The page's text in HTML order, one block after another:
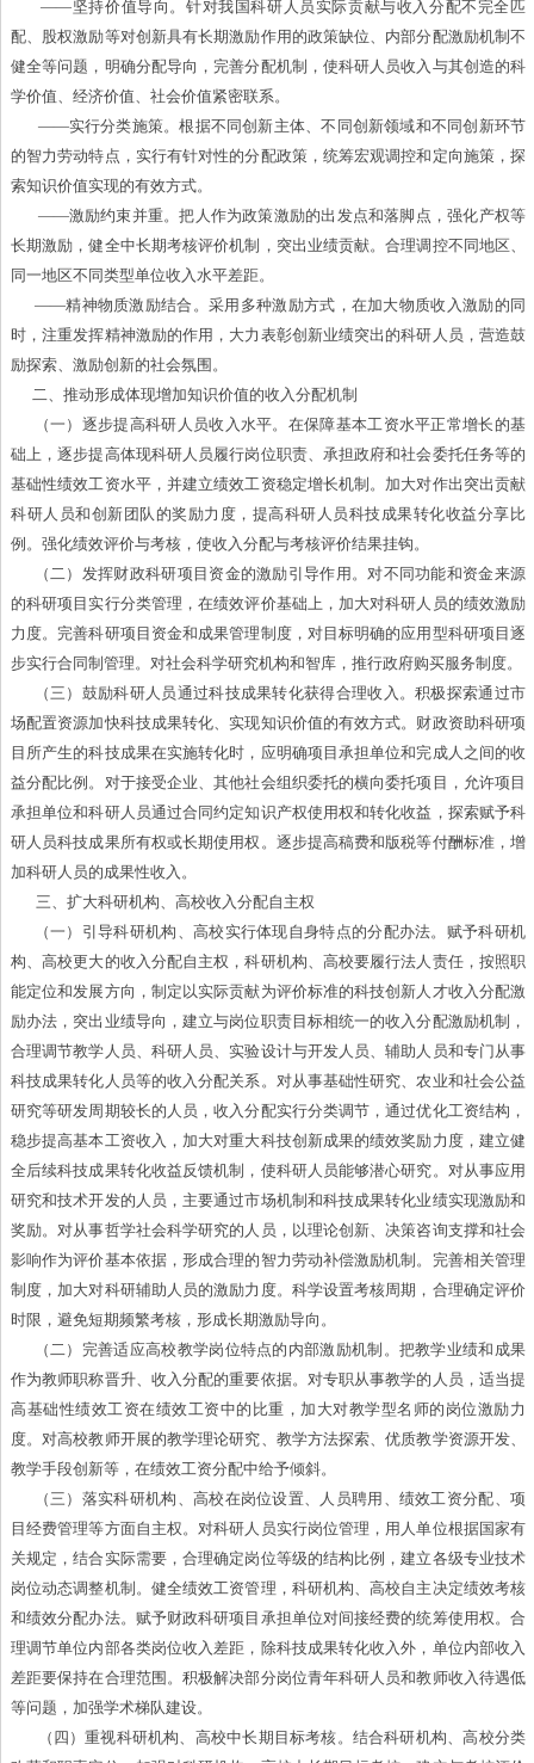
——坚持价值导向。针对我国科研人员实际贡献与收入分配不完全匹
配、股权激励等对创新具有长期激励作用的政策缺位、内部分配激励机制不
健全等问题，明确分配导向，完善分配机制，使科研人员收入与其创造的科
学价值、经济价值、社会价值紧密联系。
——实行分类施策。根据不同创新主体、不同创新领域和不同创新环节
的智力劳动特点，实行有针对性的分配政策，统筹宏观调控和定向施策，探
索知识价值实现的有效方式。
——激励约束并重。把人作为政策激励的出发点和落脚点，强化产权等
长期激励，健全中长期考核评价机制，突出业绩贡献。合理调控不同地区、
同一地区不同类型单位收入水平差距。
——精神物质激励结合。采用多种激励方式，在加大物质收入激励的同
时，注重发挥精神激励的作用，大力表彰创新业绩突出的科研人员，营造鼓
励探索、激励创新的社会氛围。
二、推动形成体现增加知识价值的收入分配机制
（一）逐步提高科研人员收入水平。在保障基本工资水平正常增长的基
础上，逐步提高体现科研人员履行岗位职责、承担政府和社会委托任务等的
基础性绩效工资水平，并建立绩效工资稳定增长机制。加大对作出突出贡献
科研人员和创新团队的奖励力度，提高科研人员科技成果转化收益分享比
例。强化绩效评价与考核，使收入分配与考核评价结果挂钩。
（二）发挥财政科研项目资金的激励引导作用。对不同功能和资金来源
的科研项目实行分类管理，在绩效评价基础上，加大对科研人员的绩效激励
力度。完善科研项目资金和成果管理制度，对目标明确的应用型科研项目逐
步实行合同制管理。对社会科学研究机构和智库，推行政府购买服务制度。
（三）鼓励科研人员通过科技成果转化获得合理收入。积极探索通过市
场配置资源加快科技成果转化、实现知识价值的有效方式。财政资助科研项
目所产生的科技成果在实施转化时，应明确项目承担单位和完成人之间的收
益分配比例。对于接受企业、其他社会组织委托的横向委托项目，允许项目
承担单位和科研人员通过合同约定知识产权使用权和转化收益，探索赋予科
研人员科技成果所有权或长期使用权。逐步提高稿费和版税等付酬标准，增
加科研人员的成果性收入。
三、扩大科研机构、高校收入分配自主权
（一）引导科研机构、高校实行体现自身特点的分配办法。赋予科研机
构、高校更大的收入分配自主权，科研机构、高校要履行法人责任，按照职
能定位和发展方向，制定以实际贡献为评价标准的科技创新人才收入分配激
励办法，突出业绩导向，建立与岗位职责目标相统一的收入分配激励机制，
合理调节教学人员、科研人员、实验设计与开发人员、辅助人员和专门从事
科技成果转化人员等的收入分配关系。对从事基础性研究、农业和社会公益
研究等研发周期较长的人员，收入分配实行分类调节，通过优化工资结构，
稳步提高基本工资收入，加大对重大科技创新成果的绩效奖励力度，建立健
全后续科技成果转化收益反馈机制，使科研人员能够潜心研究。对从事应用
研究和技术开发的人员，主要通过市场机制和科技成果转化业绩实现激励和
奖励。对从事哲学社会科学研究的人员，以理论创新、决策咨询支撑和社会
影响作为评价基本依据，形成合理的智力劳动补偿激励机制。完善相关管理
制度，加大对科研辅助人员的激励力度。科学设置考核周期，合理确定评价
时限，避免短期频繁考核，形成长期激励导向。
（二）完善适应高校教学岗位特点的内部激励机制。把教学业绩和成果
作为教师职称晋升、收入分配的重要依据。对专职从事教学的人员，适当提
高基础性绩效工资在绩效工资中的比重，加大对教学型名师的岗位激励力
度。对高校教师开展的教学理论研究、教学方法探索、优质教学资源开发、
教学手段创新等，在绩效工资分配中给予倾斜。
（三）落实科研机构、高校在岗位设置、人员聘用、绩效工资分配、项
目经费管理等方面自主权。对科研人员实行岗位管理，用人单位根据国家有
关规定，结合实际需要，合理确定岗位等级的结构比例，建立各级专业技术
岗位动态调整机制。健全绩效工资管理，科研机构、高校自主决定绩效考核
和绩效分配办法。赋予财政科研项目承担单位对间接经费的统筹使用权。合
理调节单位内部各类岗位收入差距，除科技成果转化收入外，单位内部收入
差距要保持在合理范围。积极解决部分岗位青年科研人员和教师收入待遇低
等问题，加强学术梯队建设。
（四）重视科研机构、高校中长期目标考核。结合科研机构、高校分类